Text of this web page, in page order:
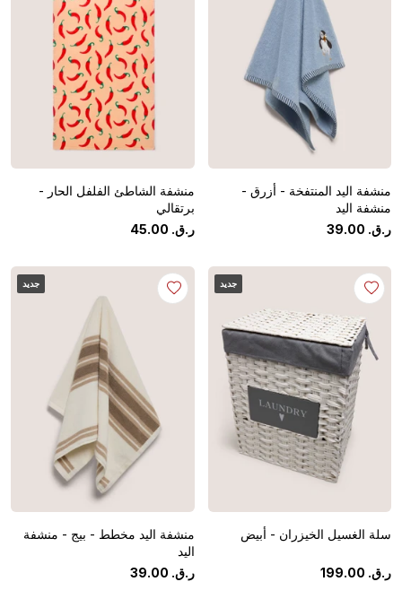
منشفة اليد المنتفخة - أزرق -
منشفة اليد
ر.ق.
39.00
منشفة الشاطئ الفلفل الحار -
برتقالي
ر.ق.
45.00
جديد
سلة الغسيل الخيزران - أبيض
ر.ق. 199.00
جديد
منشفة اليد مخطط - بيج - منشفة
اليد
ر.ق.
39.00